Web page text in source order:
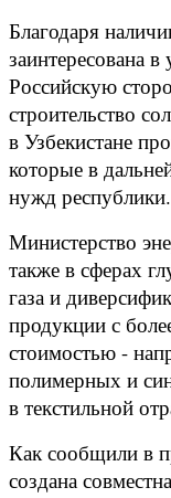
Благодаря
заинтересована
Российскую
строительство
в Узбекистане
которые в
нужд республики.
Министерство
также в сферах
газа и
продукции с
стоимостью -
полимерных и
в текстильной
Как сообщили в
создана